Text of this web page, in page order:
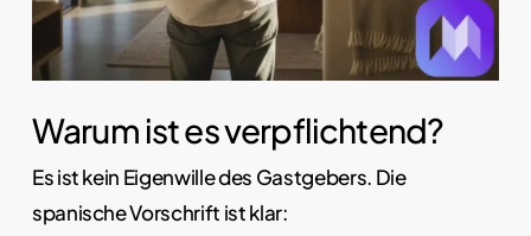
Warum ist es verpflichtend?
Es ist kein Eigenwille des Gastgebers. Die
spanische Vorschrift ist klar: